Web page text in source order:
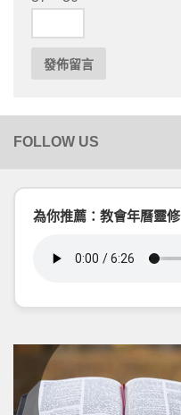
為你推薦：教會年曆靈修